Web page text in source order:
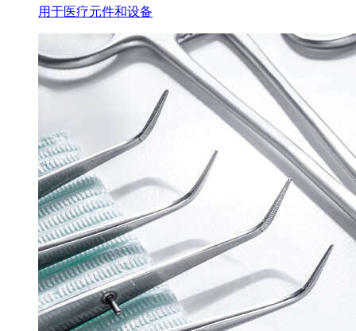
用于医疗元件和设备